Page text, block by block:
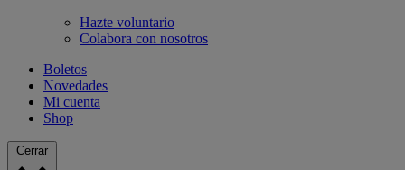
Hazte voluntario
Colabora con nosotros
Boletos
Novedades
Mi cuenta
Shop
Cerrar